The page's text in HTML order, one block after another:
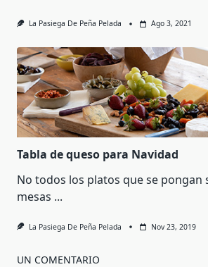
La Pasiega De Peña Pelada Ago 3, 2021
Tabla de queso para Navidad
No todos los platos que se pongan
mesas ...
La Pasiega De Peña Pelada Nov 23, 2019
UN COMENTARIO